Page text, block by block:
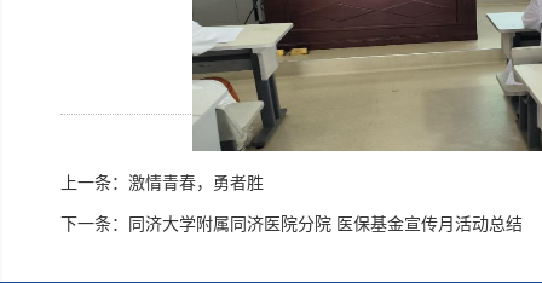
上一条： 激情青春，勇者胜
下一条： 同济大学附属同济医院分院 医保基金宣传月活动总结